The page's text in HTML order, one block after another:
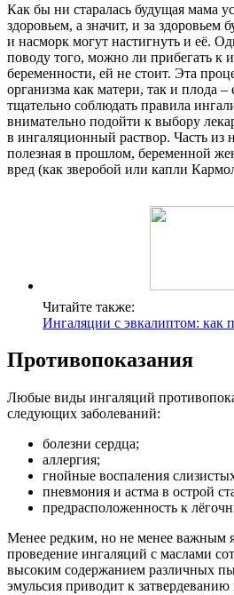
Как бы ни старалась будущая мама
здоровьем, а значит, и за
и насморк могут настигнуть и её.
поводу того, можно ли прибегать к
беременности, ей не стоит. Эта
организма как матери, так и плода –
тщательно соблюдать правила
внимательно подойти к выбору
в ингаляционный раствор. Часть из
полезная в прошлом, беременной
вред (как зверобой или капли
Читайте также:
Ингаляции с эвкалиптом: как
Противопоказания
Любые виды ингаляций
следующих заболеваний:
болезни сердца;
аллергия;
гнойные воспаления
пневмония и астма в острой
предрасположенность к
Менее редким, но не менее важным
проведение ингаляций с маслами
высоким содержанием различных
эмульсия приводит к